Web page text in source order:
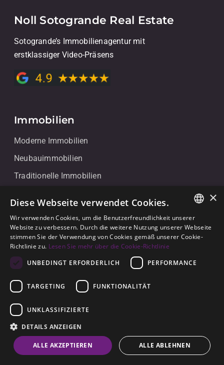
Noll Sotogrande Real Estate
Sotogrande’s Immobilienagentur mit
erstklassiger Video-Präsens
Immobilien
Moderne Immobilien
Neubauimmobilien
Traditionelle Immobilien
Standorte
Sotogrande Alto
Sotogrande Costa
Marina Sotogrande
Puerto Deportivo Sotogrande
Kontakt
ENGLISH
SPANISH
×
Diese Webseite verwendet Cookies.
Wir verwenden Cookies, um die Benutzerfreundlichkeit unserer
Website zu verbessern. Durch die weitere Nutzung unserer Webseite
stimmen Sie der Verwendung von Cookies gemäß unserer Cookie-
Richtlinie zu. Lesen Sie mehr über die Cookie-Richtlinie
UNBEDINGT ERFORDERLICH
PERFORMANCE
TARGETING FUNKTIONALITÄT
UNKLASSIFIZIERTE
DETAILS ANZEIGEN
ALLE AKZEPTIEREN ALLE ABLEHNEN